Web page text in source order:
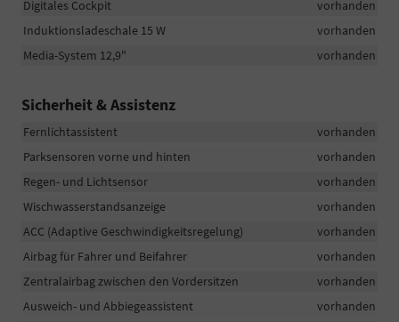
Digitales Cockpit
vorhanden
Induktionsladeschale 15 W
vorhanden
Media-System 12,9"
vorhanden
Sicherheit & Assistenz
Fernlichtassistent
vorhanden
Parksensoren vorne und hinten
vorhanden
Regen- und Lichtsensor
vorhanden
Wischwasserstandsanzeige
vorhanden
ACC (Adaptive Geschwindigkeitsregelung)
vorhanden
Airbag für Fahrer und Beifahrer
vorhanden
Zentralairbag zwischen den Vordersitzen
vorhanden
Ausweich- und Abbiegeassistent
vorhanden